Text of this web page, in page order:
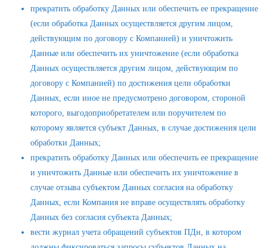
прекратить обработку Данных или обеспечить ее прекращение
(если обработка Данных осуществляется другим лицом,
действующим по договору с Компанией) и уничтожить
Данные или обеспечить их уничтожение (если обработка
Данных осуществляется другим лицом, действующим по
договору с Компанией) по достижения цели обработки
Данных, если иное не предусмотрено договором, стороной
которого, выгодоприобретателем или поручителем по
которому является субъект Данных, в случае достижения цели
обработки Данных;
прекратить обработку Данных или обеспечить ее прекращение
и уничтожить Данные или обеспечить их уничтожение в
случае отзыва субъектом Данных согласия на обработку
Данных, если Компания не вправе осуществлять обработку
Данных без согласия субъекта Данных;
вести журнал учета обращений субъектов ПДн, в котором